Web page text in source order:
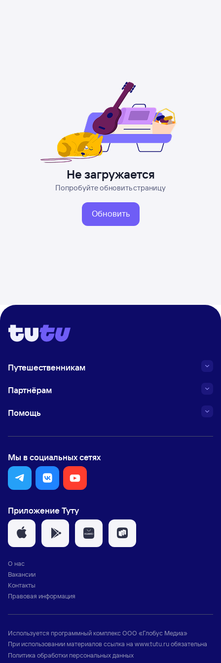
Не загружается
Попробуйте обновить страницу
Обновить
Путешественникам
Партнёрам
Помощь
Мы в социальных сетях
Приложение Туту
О нас
Вакансии
Контакты
Правовая информация
Используется программный комплексООО «Глобус Медиа»
При использовании материалов ссылка на www.tutu.ruобязательна
Политика обработки персональных данных